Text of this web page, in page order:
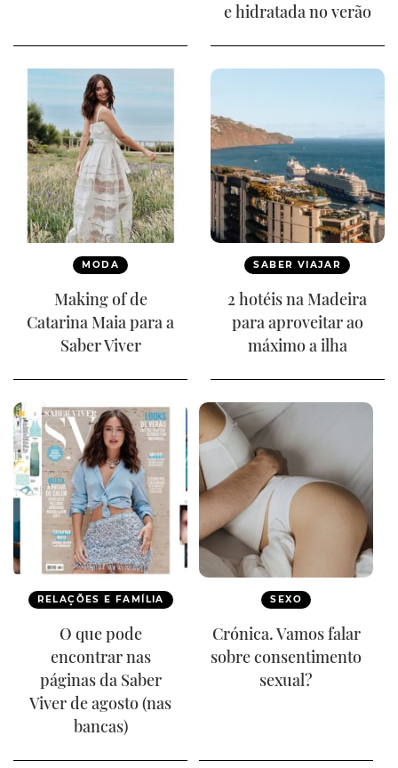
e hidratada no verão
MODA
Making of de
Catarina Maia para a
Saber Viver
SABER VIAJAR
2 hotéis na Madeira
para aproveitar ao
máximo a ilha
RELAÇÕES E FAMÍLIA
O que pode
encontrar nas
páginas da Saber
Viver de agosto (nas
bancas)
SEXO
Crónica. Vamos falar
sobre consentimento
sexual?